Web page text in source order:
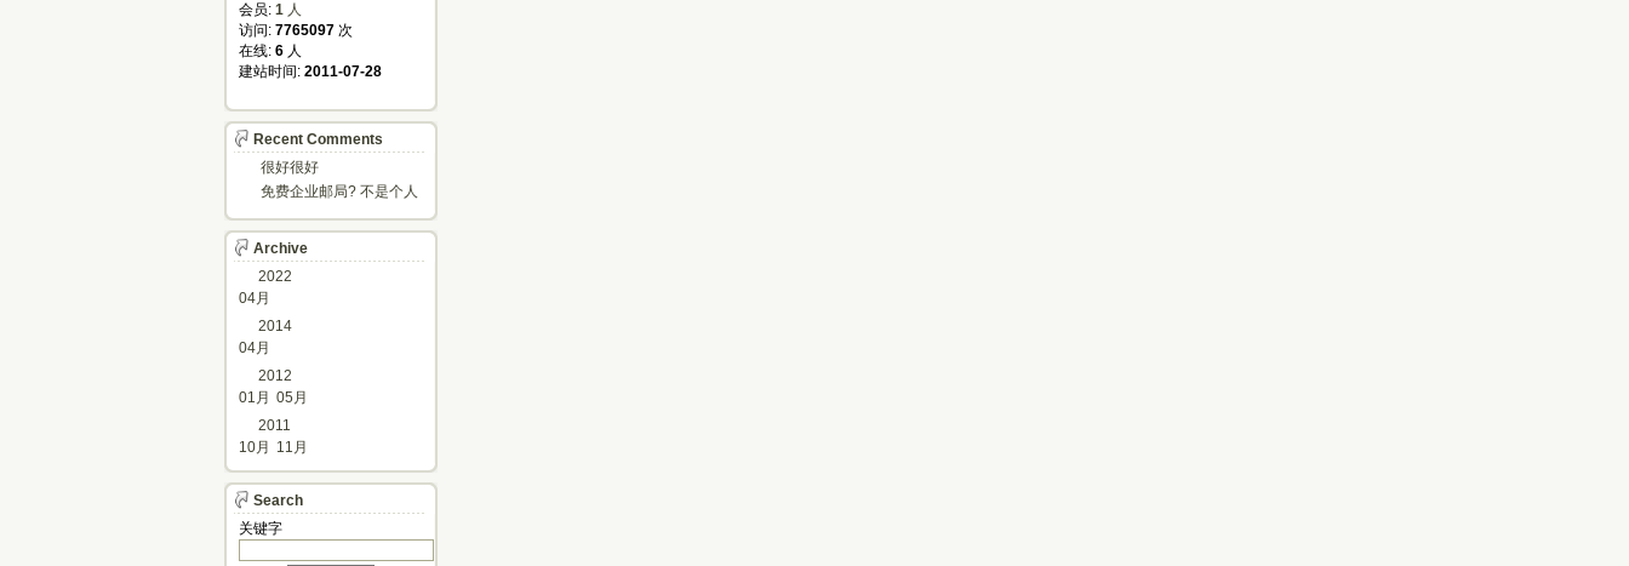
会员: 1 人
访问: 7765097 次
在线: 6 人
建站时间: 2011-07-28
Recent Comments
很好很好
免费企业邮局? 不是个人
Archive
2022
04月
2014
04月
2012
01月 05月
2011
10月
11月
Search
关键字